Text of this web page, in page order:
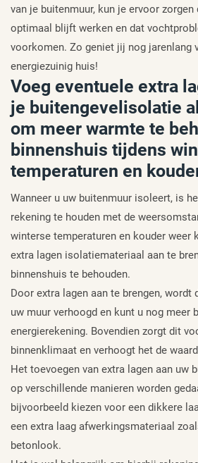
van je buitenmuur, kun je ervoor
optimaal blijft werken en dat
voorkomen. Zo geniet jij nog jarenlang
energiezuinig huis!
Voeg eventuele extra
je buitengevelisolatie
om meer warmte te
binnenshuis tijdens
temperaturen en
Wanneer u uw buitenmuur isoleert, is
rekening te houden met de
winterse temperaturen en kouder weer
extra lagen isolatiemateriaal aan te
binnenshuis te behouden.
Door extra lagen aan te brengen, wordt
uw muur verhoogd en kunt u nog meer
energierekening. Bovendien zorgt dit
binnenklimaat en verhoogt het de
Het toevoegen van extra lagen aan uw
op verschillende manieren worden
bijvoorbeeld kiezen voor een dikkere
een extra laag afwerkingsmateriaal
betonlook.